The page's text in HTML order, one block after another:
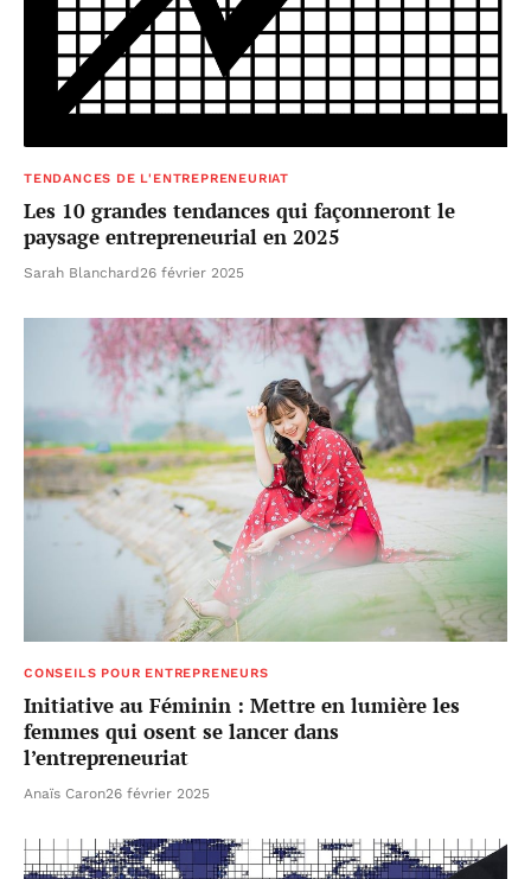
TENDANCES DE L'ENTREPRENEURIAT
Les 10 grandes tendances qui façonneront le
paysage entrepreneurial en 2025
Sarah Blanchard 26 février 2025
CONSEILS POUR ENTREPRENEURS
Initiative au Féminin : Mettre en lumière les
femmes qui osent se lancer dans
l’entrepreneuriat
Anaïs Caron26 février 2025